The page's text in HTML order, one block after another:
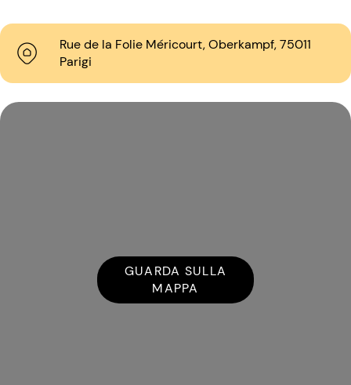
Rue de la Folie Méricourt, Oberkampf, 75011
Parigi
GUARDA SULLA
MAPPA